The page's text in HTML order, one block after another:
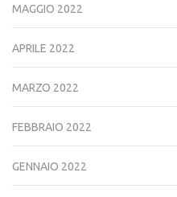
MAGGIO 2022
APRILE 2022
MARZO 2022
FEBBRAIO 2022
GENNAIO 2022